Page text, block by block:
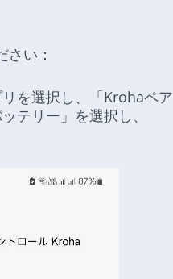
い：
を選択し、「Krohaペア
テリー」を選択し、